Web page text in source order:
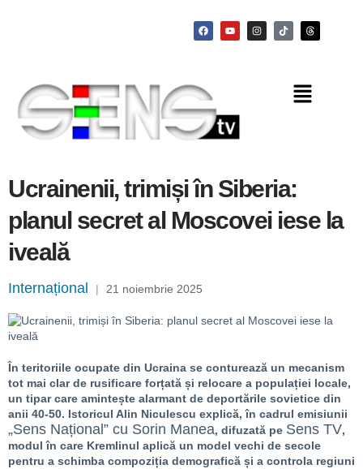
Ucrainenii, trimiși în Siberia:
planul secret al Moscovei iese la
iveală
Internațional | 21 noiembrie 2025
În teritoriile ocupate din Ucraina se conturează un mecanism
tot mai clar de rusificare forțată și relocare a populației locale,
un tipar care amintește alarmant de deportările sovietice din
anii 40-50. Istoricul Alin Niculescu explică, în cadrul emisiunii
„Sens Național” cu Sorin Manea, difuzată pe Sens TV,
modul în care Kremlinul aplică un model vechi de secole
pentru a schimba compoziția demografică și a controla regiuni